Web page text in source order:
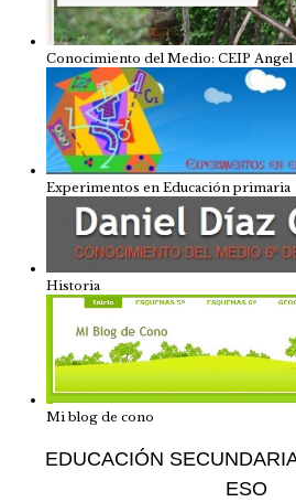
Conocimiento del Medio: CEIP Angel
Experimentos en Educación primaria
Historia
Mi blog de cono
EDUCACIÓN
ESO